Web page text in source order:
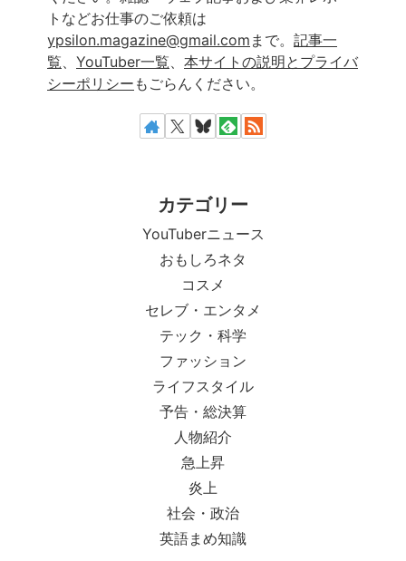
トなどお仕事のご依頼は
ypsilon.magazine@gmail.com まで。 記事一
覧
YouTuber一覧
本サイトの説明とプライバ
シーポリシー もごらんください。
カテゴリー
YouTuberニュース
おもしろネタ
コスメ
セレブ・エンタメ
テック・科学
ファッション
ライフスタイル
予告・総決算
人物紹介
急上昇
炎上
社会・政治
英語まめ知識